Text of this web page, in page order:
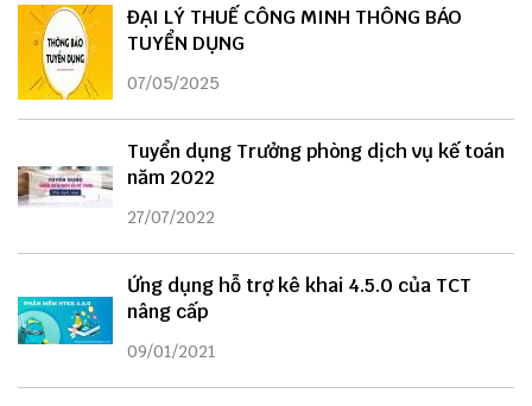
ĐẠI LÝ THUẾ CÔNG MINH THÔNG BÁO
TUYỂN DỤNG
07/05/2025
Tuyển dụng Trưởng phòng dịch vụ kế toán
năm 2022
27/07/2022
Ứng dụng hỗ trợ kê khai 4.5.0 của TCT
nâng cấp
09/01/2021